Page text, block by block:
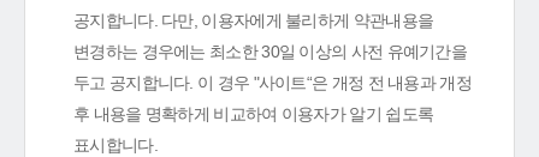
공지합니다. 다만, 이용자에게 불리하게 약관내용을
변경하는 경우에는 최소한 30일 이상의 사전 유예기간을
두고 공지합니다. 이 경우 "사이트“은 개정 전 내용과 개정
후 내용을 명확하게 비교하여 이용자가 알기 쉽도록
표시합니다.